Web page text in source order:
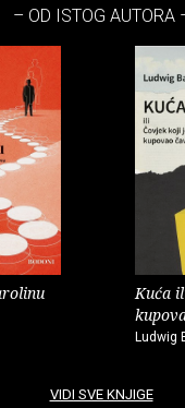
– OD ISTOG AUTORA
Kuća
Ludwig
VIDI SVE KNJIGE